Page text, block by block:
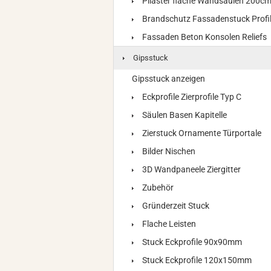
Brandschutz Fassadenstuck
Fassaden Beton Konsolen Reliefs
Gipsstuck
Gipsstuck anzeigen
Eckprofile Zierprofile Typ C
Säulen Basen Kapitelle
Zierstuck Ornamente Türportale
Bilder Nischen
3D Wandpaneele Ziergitter
Zubehör
Gründerzeit Stuck
Flache Leisten
Stuck Eckprofile 90x90mm
Stuck Eckprofile 120x150mm